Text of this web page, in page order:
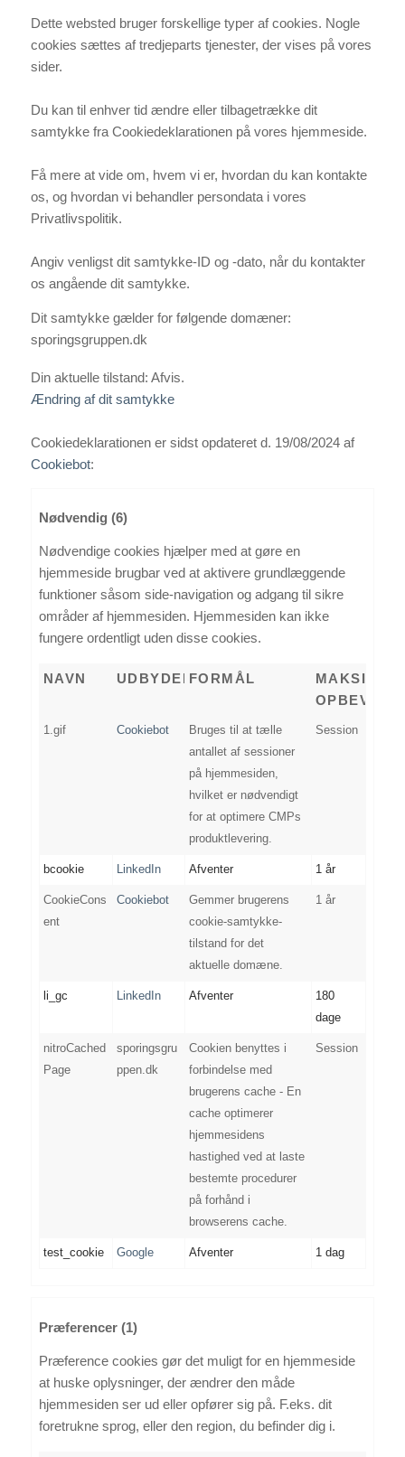
Dette websted bruger forskellige typer af cookies. Nogle
cookies sættes af tredjeparts tjenester, der vises på vores
sider.
Du kan til enhver tid ændre eller tilbagetrække dit
samtykke fra Cookiedeklarationen på vores hjemmeside.
Få mere at vide om, hvem vi er, hvordan du kan kontakte
os, og hvordan vi behandler persondata i vores
Privatlivspolitik.
Angiv venligst dit samtykke-ID og -dato, når du kontakter
os angående dit samtykke.
Dit samtykke gælder for følgende domæner:
sporingsgruppen.dk
Din aktuelle tilstand: Afvis.
Ændring af dit samtykke
Cookiedeklarationen er sidst opdateret d. 19/08/2024 af
Cookiebot:
Nødvendig (6)
Nødvendige cookies hjælper med at gøre en
hjemmeside brugbar ved at aktivere grundlæggende
funktioner såsom side-navigation og adgang til sikre
områder af hjemmesiden. Hjemmesiden kan ikke
fungere ordentligt uden disse cookies.
NAVN UDBYDERFORMÅL
MAKSIMAL
1.gif Cookiebot
Bruges til at tælle
antallet af sessioner
på hjemmesiden,
hvilket er nødvendigt
for at optimere CMPs
produktlevering.
Session
bcookie LinkedIn Afventer 1 år
CookieCons
ent
Cookiebot
Gemmer brugerens
cookie-samtykke-
tilstand for det
aktuelle domæne.
1 år
li_gc LinkedIn Afventer
180
dage
nitroCached
Page
sporingsgru
ppen.dk
Cookien benyttes i
forbindelse med
brugerens cache - En
cache optimerer
hjemmesidens
hastighed ved at laste
bestemte procedurer
på forhånd i
browserens cache.
Session
test_cookie Google Afventer 1 dag
Præferencer (1)
Præference cookies gør det muligt for en hjemmeside
at huske oplysninger, der ændrer den måde
hjemmesiden ser ud eller opfører sig på. F.eks. dit
foretrukne sprog, eller den region, du befinder dig i.